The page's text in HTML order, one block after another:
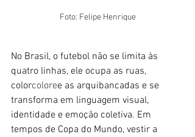
Foto: Felipe Henrique
No Brasil, o futebol não se limita às
quatro linhas, ele ocupa as ruas,
colorcoloree as arquibancadas e se
transforma em linguagem visual,
identidade e emoção coletiva. Em
tempos de Copa do Mundo, vestir a